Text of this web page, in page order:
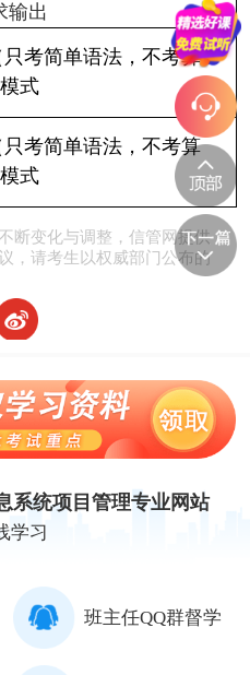
输出
只考简单语法，不考算
式
只考简单语法，不考算
式
断变化与调整，信管网提供
，请考生以权威部门公布的
系统项目管理专业网站
学习
班主任QQ群督学